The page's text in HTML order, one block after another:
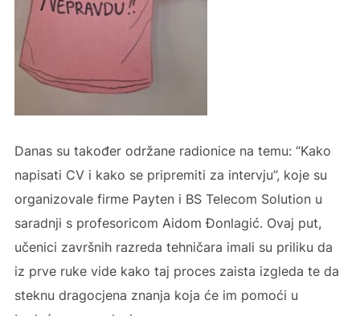
Danas su također održane radionice na temu: “Kako
napisati CV i kako se pripremiti za intervju”, koje su
organizovale firme Payten i BS Telecom Solution u
saradnji s profesoricom Aidom Đonlagić. Ovaj put,
učenici završnih razreda tehničara imali su priliku da
iz prve ruke vide kako taj proces zaista izgleda te da
steknu dragocjena znanja koja će im pomoći u